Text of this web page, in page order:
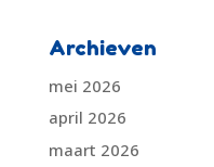
Archieven
mei 2026
april 2026
maart 2026